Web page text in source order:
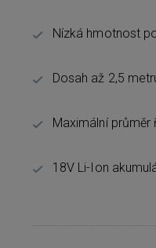
Nízká hmotnost
Dosah až 2,5
Maximální průměr
18V Li-Ion